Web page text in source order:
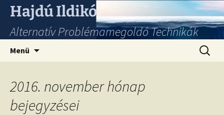
Hajdú Ildikó
Alternatív Problémamegoldó Technikák
Menü
2016. november hónap
bejegyzései